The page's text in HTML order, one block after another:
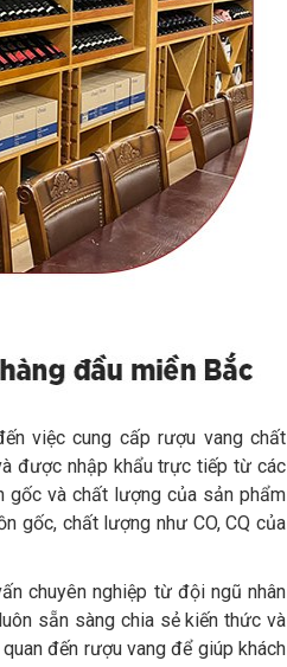
việc cung cấp rượu vang chất
được nhập khẩu trực tiếp từ các
gốc và chất lượng của sản phẩm
gốc, chất lượng như CO, CQ của
chuyên nghiệp từ đội ngũ nhân
sẵn sàng chia sẻ kiến thức và
đến rượu vang để giúp khách